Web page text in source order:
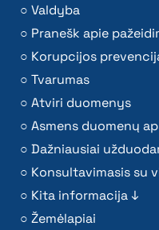
Valdyba
Pranešk apie
Korupcijos
Tvarumas
Atviri duomenys
Asmens duomenų
Dažniausiai
Konsultavimasis su
Kita informacija ↓
Žemėlapiai